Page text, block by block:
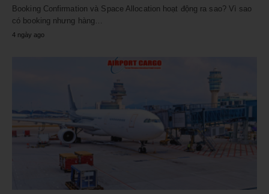
Booking Confirmation và Space Allocation hoạt động ra sao? Vì sao
có booking nhưng hàng…
4 ngày ago